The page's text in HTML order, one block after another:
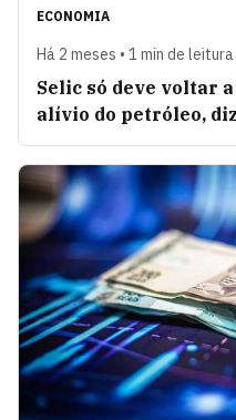
ECONOMIA
Há 2 meses • 1 min de leitura
Selic só deve voltar
alívio do petróleo,